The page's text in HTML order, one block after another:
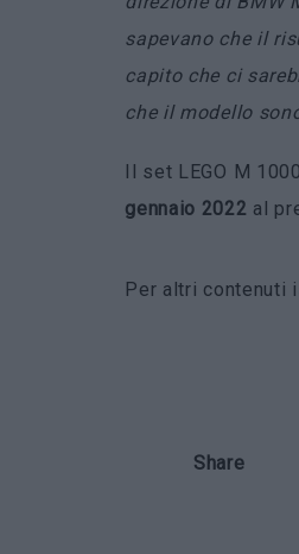
sapevano che il
capito che ci
che il modello
Il set LEGO M
gennaio 2022 al
Per altri contenuti
Share